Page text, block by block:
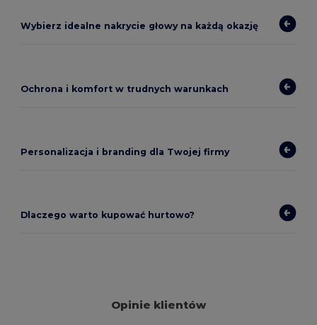
Wybierz idealne nakrycie głowy na każdą okazję
Ochrona i komfort w trudnych warunkach
Personalizacja i branding dla Twojej firmy
Dlaczego warto kupować hurtowo?
Opinie klientów